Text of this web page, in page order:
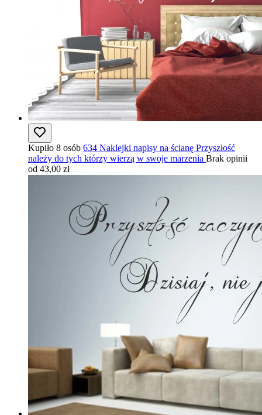
Kupiło 8 osób 634 Naklejki napisy na ścianę Przyszłość
należy do tych którzy wierzą w swoje marzenia Brak opinii
od 43,00 zł